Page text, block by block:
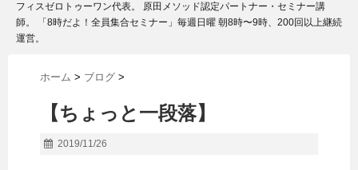
フィスゼロトゥーワン代表。 原田メソッド認定パートナー・セミナー講
師。 「8時だよ！全員集合セミナー」毎週日曜 朝8時〜9時、200回以上継続
運営。
ホーム > ブログ >
【ちょっと一段落】
2019/11/26